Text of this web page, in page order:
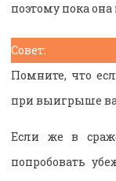
поэтому пока она
Совет:
Помните, что
при выигрыше
Если же в
попробовать